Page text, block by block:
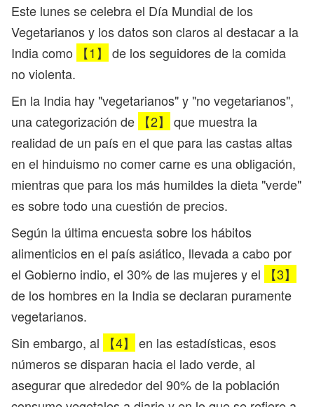
Este lunes se celebra el Día Mundial de los
Vegetarianos y los datos son claros al destacar a la
India como
【1】
de los seguidores de la comida
no violenta.
En la India hay "vegetarianos" y "no vegetarianos",
una categorización de
【2】
que muestra la
realidad de un país en el que para las castas altas
en el hinduismo no comer carne es una obligación,
mientras que para los más humildes la dieta "verde"
es sobre todo una cuestión de precios.
Según la última encuesta sobre los hábitos
alimenticios en el país asiático, llevada a cabo por
el Gobierno indio, el 30% de las mujeres y el
【3】
de los hombres en la India se declaran puramente
vegetarianos.
Sin embargo, al
【4】
en las estadísticas, esos
números se disparan hacia el lado verde, al
asegurar que alrededor del 90% de la población